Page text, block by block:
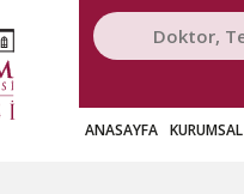
ANASAYFA KURUMSAL